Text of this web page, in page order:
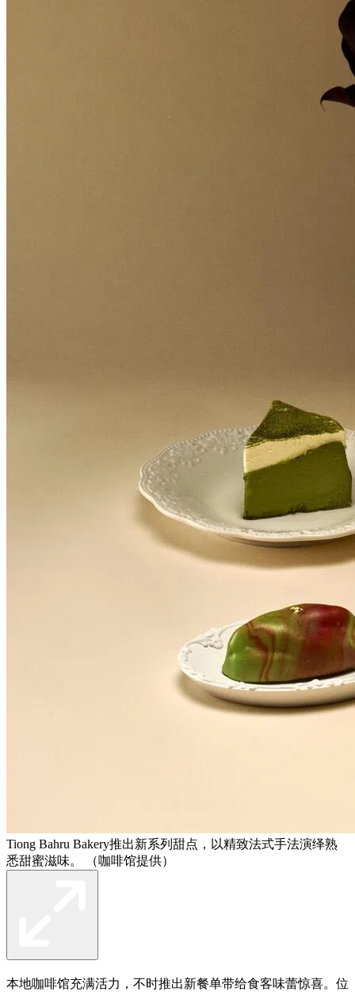
Tiong Bahru Bakery推出新系列甜点，以精致法式手法演绎熟
悉甜蜜滋味。 （咖啡馆提供）
本地咖啡馆充满活力，不时推出新餐单带给食客味蕾惊喜。位